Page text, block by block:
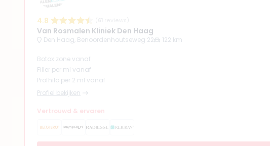
4.8
Van Rosmalen Kliniek Den Haag
Den Haag, Benoordenhoutseweg 22 122 km
Botox zone vanaf
Filler per ml vanaf
Profhilo per 2 ml vanaf
Profiel bekijken
Vertrouwd & ervaren